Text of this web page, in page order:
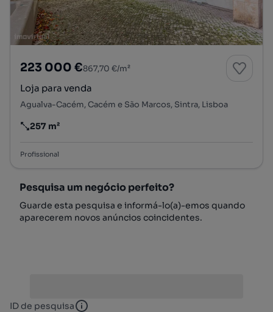
223 000 €867,70 €/m²
Loja para venda
Agualva-Cacém, Cacém e São Marcos, Sintra, Lisboa
Preço por metro quadrado
257 m²
Profissional
Pesquisa um negócio perfeito?
Guarde esta pesquisa e informá-lo(a)-emos quando
aparecerem novos anúncios coincidentes.
ID de pesquisa ID de pesquisa